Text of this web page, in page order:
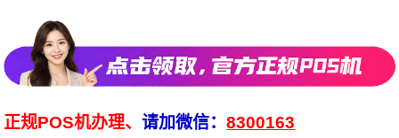
正规POS机办理、请加微信：8300163